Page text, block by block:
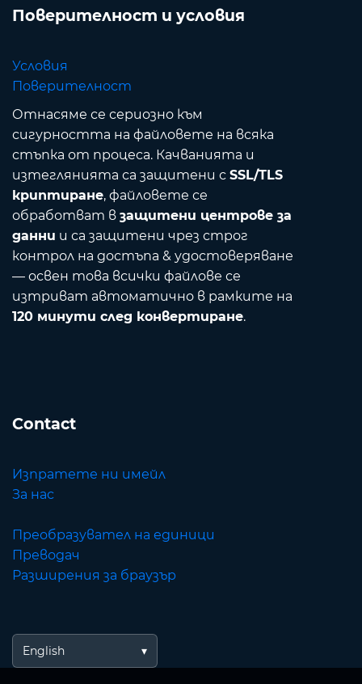
Поверителност и условия
Условия
Поверителност
Отнасяме се сериозно към
сигурността на файловете на всяка
стъпка от процеса. Качванията и
изтеглянията са защитени с SSL/TLS
криптиране, файловете се
обработват в защитени центрове за
данни и са защитени чрез строг
контрол на достъпа & удостоверяване
— освен това всички файлове се
изтриват автоматично в рамките на
120 минути след конвертиране.
Contact
Изпратете ни имейл
За нас
Преобразувател на единици
Преводач
Разширения за браузър
English